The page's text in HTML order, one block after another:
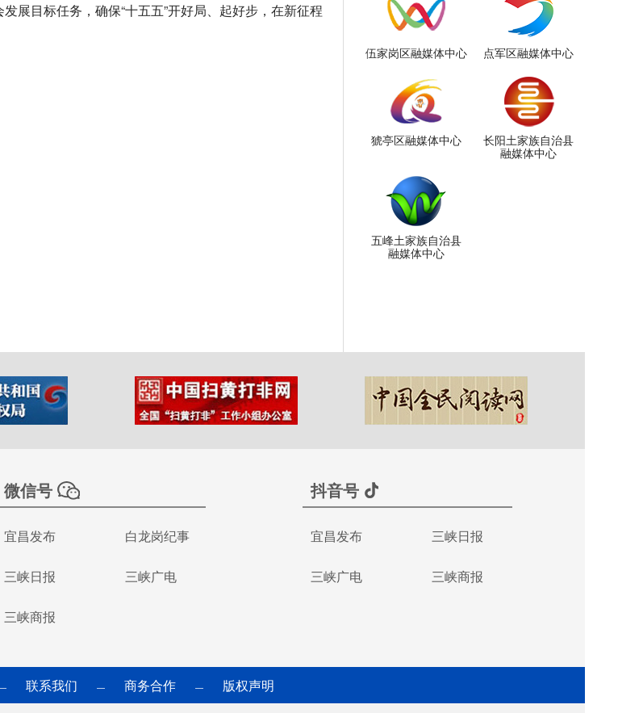
展目标任务，确保“十五五”开好局、起好步，在新征程
伍家岗区融媒体中心 点军区融媒体中心
猇亭区融媒体中心
长阳土家族自治县
融媒体中心
五峰土家族自治县
融媒体中心
微信号
宜昌发布 白龙岗纪事
三峡日报 三峡广电
三峡商报
抖音号
宜昌发布 三峡日报
三峡广电 三峡商报
联系我们 — 商务合作 — 版权声明